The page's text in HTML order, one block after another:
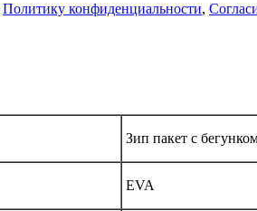
Политику конфиденциальности,
Зип пакет с
EVA